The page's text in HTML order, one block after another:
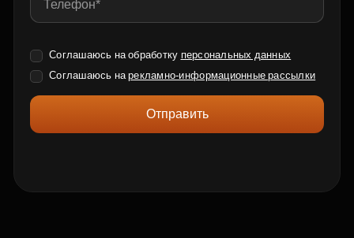
Соглашаюсь на обработку персональных данных
Соглашаюсь нарекламно-информационные рассылки
Отправить